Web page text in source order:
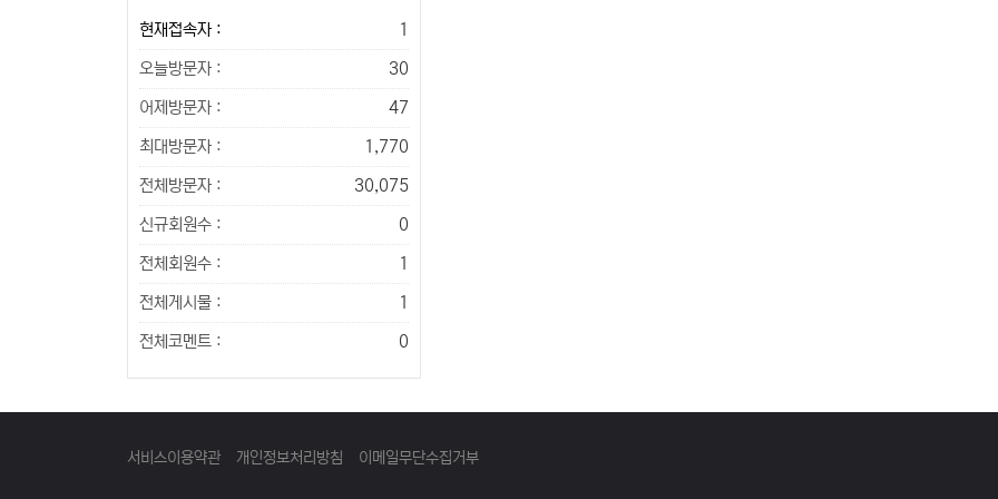
현재접속자 : 1
오늘방문자 : 30
어제방문자 : 47
최대방문자 : 1,770
전체방문자 : 30,075
신규회원수 : 0
전체회원수 : 1
전체게시물 : 1
전체코멘트 : 0
서비스이용약관 개인정보처리방침 이메일무단수집거부